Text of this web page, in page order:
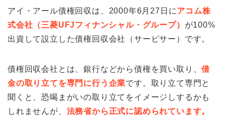
アイ・アール債権回収は、2000年6月27日にアコム株
式会社（三菱UFJフィナンシャル・グループ） が100%
出資して設立した債権回収会社（サービサー）です。
債権回収会社とは、銀行などから債権を買い取り、借
金の取り立てを専門に行う企業です。取り立て専門と
聞くと、恐喝まがいの取り立てをイメージしするかも
しれませんが、 法務省から正式に認められています。